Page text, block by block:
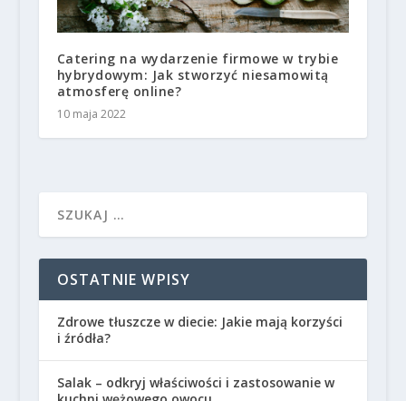
Catering na wydarzenie firmowe w trybie
hybrydowym: Jak stworzyć niesamowitą
atmosferę online?
10 maja 2022
OSTATNIE WPISY
Zdrowe tłuszcze w diecie: Jakie mają korzyści
i źródła?
Salak – odkryj właściwości i zastosowanie w